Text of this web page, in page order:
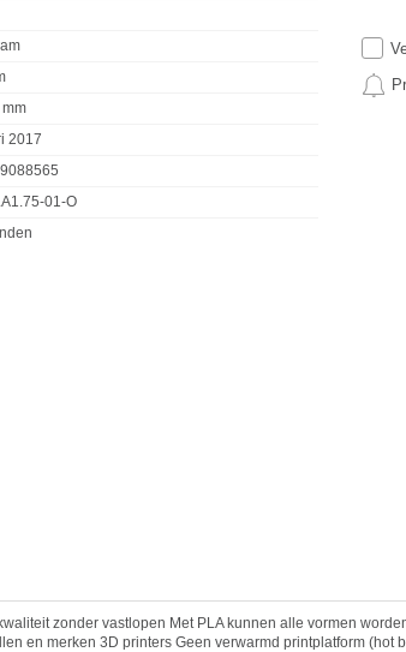
2017
01-O
zonder vastlopen Met PLA kunnen alle vormen
en merken 3D printers Geen verwarmd printplatform (hot